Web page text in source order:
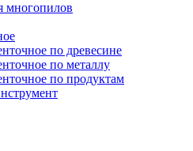
многопилов
по древесине
по металлу
по продуктам